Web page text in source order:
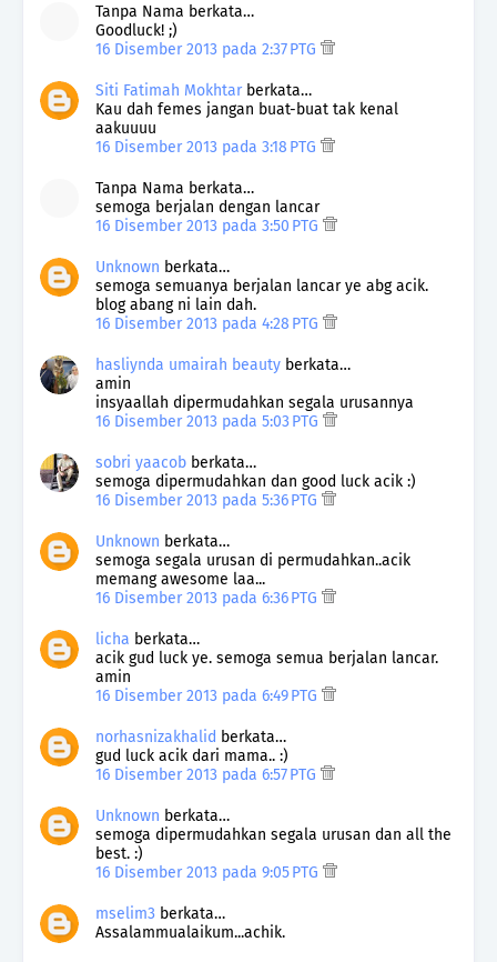
Tanpa Nama berkata…
Goodluck! ;)
16 Disember 2013 pada 2:37 PTG
Siti Fatimah Mokhtarberkata…
Kau dah femes jangan buat-buat tak kenal
aakuuuu
16 Disember 2013 pada 3:18 PTG
Tanpa Nama berkata…
semoga berjalan dengan lancar
16 Disember 2013 pada 3:50 PTG
Unknown berkata…
semoga semuanya berjalan lancar ye abg acik.
blog abang ni lain dah.
16 Disember 2013 pada 4:28 PTG
hasliynda umairah beauty berkata…
amin
insyaallah dipermudahkan segala urusannya
16 Disember 2013 pada 5:03 PTG
sobri yaacob berkata…
semoga dipermudahkan dan good luck acik :)
16 Disember 2013 pada 5:36 PTG
Unknown berkata…
semoga segala urusan di permudahkan..acik
memang awesome laa...
16 Disember 2013 pada 6:36 PTG
licha berkata…
acik gud luck ye. semoga semua berjalan lancar.
amin
16 Disember 2013 pada 6:49 PTG
norhasnizakhalid berkata…
gud luck acik dari mama.. :)
16 Disember 2013 pada 6:57 PTG
Unknown berkata…
semoga dipermudahkan segala urusan dan all the
best. :)
16 Disember 2013 pada 9:05 PTG
mselim3 berkata…
Assalammualaikum...achik.